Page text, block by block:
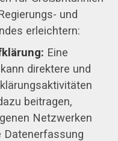
und
erleichtern:
Eine
direktere und
beitragen,
Netzwerken
Datenerfassung